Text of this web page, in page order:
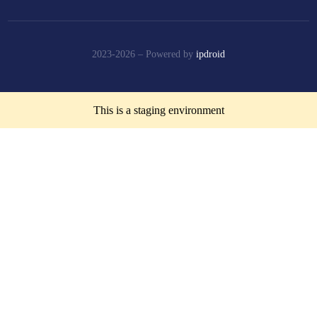
2023-2026 – Powered by ipdroid
This is a staging environment